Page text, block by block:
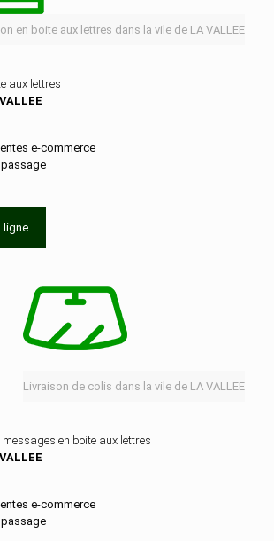
en boite aux lettres dans la vile de LA VALLEE
aux lettres
e‑commerce
passage
ligne
Livraison de colis dans la vile de LA VALLEE
en boite aux lettres
e‑commerce
passage